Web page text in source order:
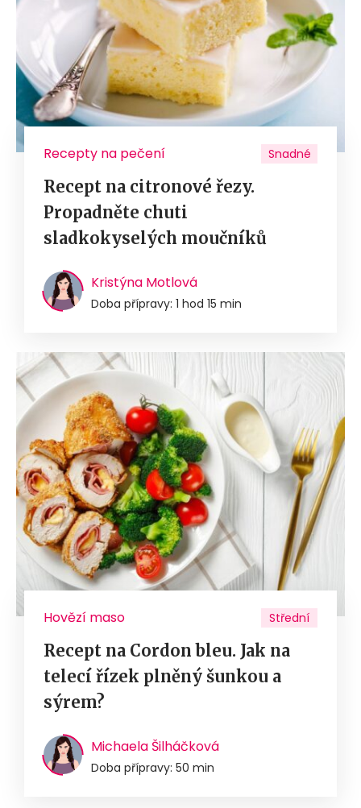
Recepty na pečení Snadné
Recept na citronové řezy.
Propadněte chuti
sladkokyselých moučníků
Kristýna Motlová
Doba přípravy: 1 hod 15 min
Hovězí maso Střední
Recept na Cordon bleu. Jak na
telecí řízek plněný šunkou a
sýrem?
Michaela Šilháčková
Doba přípravy: 50 min